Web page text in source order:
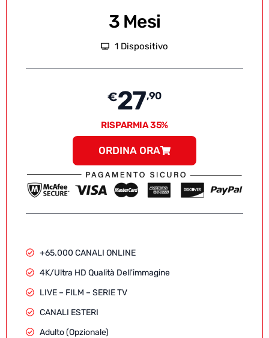
3 Mesi
1 Dispositivo
€27,90
RISPARMIA 35%
ORDINA ORA
+65.000 CANALI ONLINE
4K/Ultra HD Qualità Dell'immagine
LIVE – FILM – SERIE TV
CANALI ESTERI
Adulto (Opzionale)